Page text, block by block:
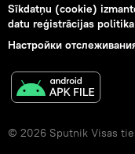
Sīkdatņu (cookie)
datu reģistrācijas politika
Настройки
© 2026 Sputnik Visas